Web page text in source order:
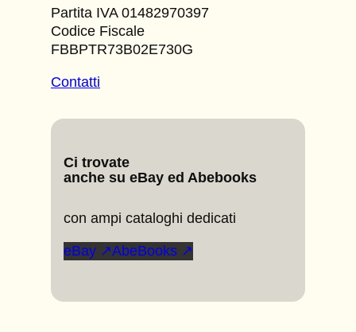
Partita IVA 01482970397
Codice Fiscale
FBBPTR73B02E730G
Contatti
Ci trovate
anche su eBay ed Abebooks
con ampi cataloghi dedicati
eBay ↗AbeBooks ↗